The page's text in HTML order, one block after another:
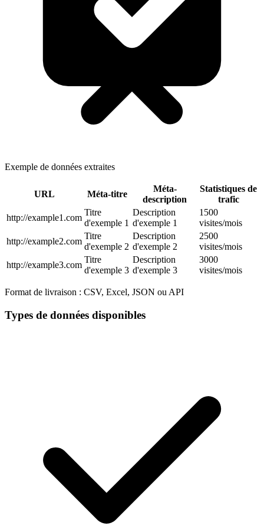
Exemple de données extraites
URL Méta-titre
Méta-
description
Statistiques de
trafic
http://example1.com
Titre
d'exemple 1
Description
d'exemple 1
1500
visites/mois
http://example2.com
Titre
d'exemple 2
Description
d'exemple 2
2500
visites/mois
http://example3.com
Titre
d'exemple 3
Description
d'exemple 3
3000
visites/mois
Format de livraison : CSV, Excel, JSON ou API
Types de données disponibles